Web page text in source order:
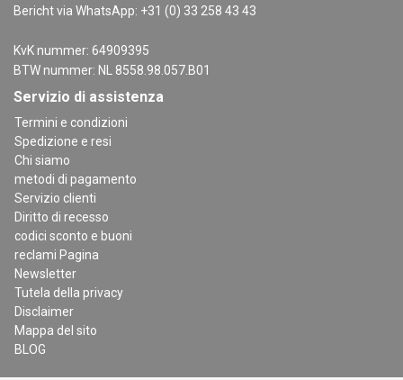
Bericht via WhatsApp: +31 (0) 33 258 43 43
KvK nummer: 64909395
BTW nummer: NL 8558.98.057.B01
Servizio di assistenza
Termini e condizioni
Spedizione e resi
Chi siamo
metodi di pagamento
Servizio clienti
Diritto di recesso
codici sconto e buoni
reclami Pagina
Newsletter
Tutela della privacy
Disclaimer
Mappa del sito
BLOG